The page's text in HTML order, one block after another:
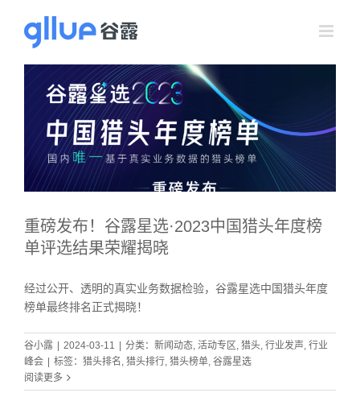
重磅发布！谷露星选·2023中国猎头年度榜
单评选结果荣耀揭晓
经过公开、透明的真实业务数据检验，谷露星选中国猎头年度
榜单最终排名正式揭晓！
谷小露 | 2024-03-11 | 分类： 新闻动态 活动专区 猎头 行业发声 行业
峰会 | 标签： 猎头排名 猎头排行 猎头榜单 谷露星选
阅读更多